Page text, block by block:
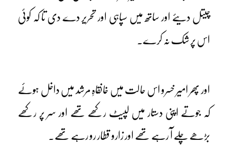
چیتل دیئے اور ساتھ میں سپاہی اور تحریر دے دی تا کہ کوئی
اس پر شک نہ کرے۔
اور پھر امیر خسرو اس حالت میں خانقاہِ مرشد میں داخل ہوئے
کہ جوتے اپنی دستار میں لپیٹ رکھے تھے اور سر پر رکھے
بڑھے چلے آ رہے تھے اور زارو قطار رو رہے تھے۔